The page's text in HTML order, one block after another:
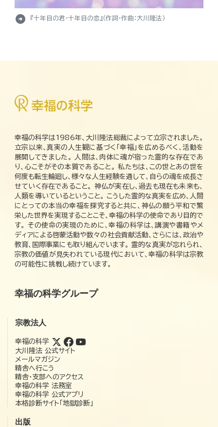
arrow_circle_right 『十年目の君・十年目の恋』（作詞・作曲：大川隆法）
幸福の科学は1986年、大川隆法総裁によって立宗されました。
立宗以来、真実の人生観に基づく「幸福」を広めるべく、活動を
展開してきました。 人間は、肉体に魂が宿った霊的な存在であ
り、心こそがその本質であること。 私たちは、この世とあの世を
何度も転生輪廻し、様々な人生経験を通して、自らの魂を成長さ
せていく存在であること。 神仏が実在し、過去も現在も未来も、
人類を導いているということ。 こうした霊的な真実を広め、人間
にとっての本当の幸福を探究すると共に、神仏の願う平和で繁
栄した世界を実現することこそ、幸福の科学の使命であり目的で
す。 その使命の実現のために、幸福の科学は、講演や書籍やメ
ディアによる啓蒙活動や数々の社会貢献活動、さらには、政治や
教育、国際事業にも取り組んでいます。 霊的な真実が忘れられ、
宗教の価値が見失われている現代において、幸福の科学は宗教
の可能性に挑戦し続けています。
幸福の科学グループ
宗教法人
幸福の科学
大川隆法 公式サイト
メールマガジン
精舎へ行こう
精舎・支部へのアクセス
幸福の科学 法務室
幸福の科学 公式アプリ
本格診断サイト「地獄診断」
出版